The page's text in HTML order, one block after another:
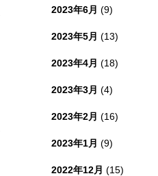
2023年6月 (9)
2023年5月 (13)
2023年4月 (18)
2023年3月 (4)
2023年2月 (16)
2023年1月 (9)
2022年12月 (15)